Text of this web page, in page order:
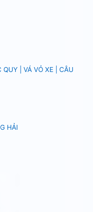
| VÁ VỎ XE | CÂU
HẢI